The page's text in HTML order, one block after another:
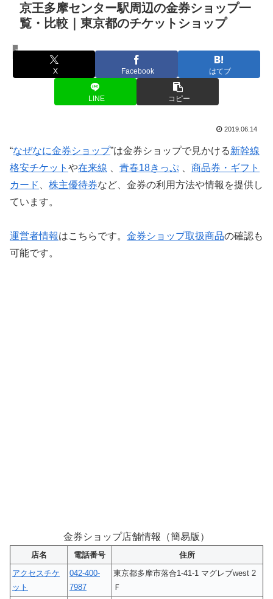
京王多摩センター駅周辺の金券ショップ一
覧・比較｜東京都のチケットショップ
東京都の金券ショップ
X Facebook はてブ
LINE コピー
2019.06.14
“なぜなに金券ショップ”は金券ショップで見かける新幹線
格安チケット や在来線 青春18きっぷ
商品券・ギフト
カード
株主優待券など、金券の利用方法や情報を提供し
ています。
運営者情報はこちらです。 金券ショップ取扱商品の確認も
可能です。
金券ショップ店舗情報（簡易版）
店名 電話番号
住所
アクセスチケ
ット
042-400-
7987
東京都多摩市落合1-41-1 マグレブwest 2
Ｆ